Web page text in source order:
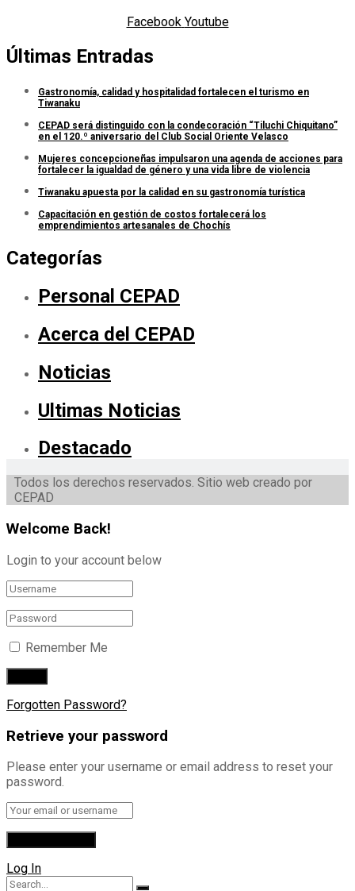
Facebook Youtube
Últimas Entradas
Gastronomía, calidad y hospitalidad fortalecen el turismo en
Tiwanaku
CEPAD será distinguido con la condecoración “Tiluchi Chiquitano”
en el 120.º aniversario del Club Social Oriente Velasco
Mujeres concepcioneñas impulsaron una agenda de acciones para
fortalecer la igualdad de género y una vida libre de violencia
Tiwanaku apuesta por la calidad en su gastronomía turística
Capacitación en gestión de costos fortalecerá los
emprendimientos artesanales de Chochís
Categorías
Personal CEPAD
Acerca del CEPAD
Noticias
Ultimas Noticias
Destacado
Todos los derechos reservados. Sitio web creado por
CEPAD
Welcome Back!
Login to your account below
Remember Me
Forgotten Password?
Retrieve your password
Please enter your username or email address to reset your
password.
Log In